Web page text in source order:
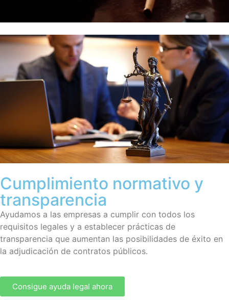
Cumplimiento normativo y
transparencia
Ayudamos a las empresas a cumplir con todos los
requisitos legales y a establecer prácticas de
transparencia que aumentan las posibilidades de éxito en
la adjudicación de contratos públicos.
Consigue ayuda legal ahora